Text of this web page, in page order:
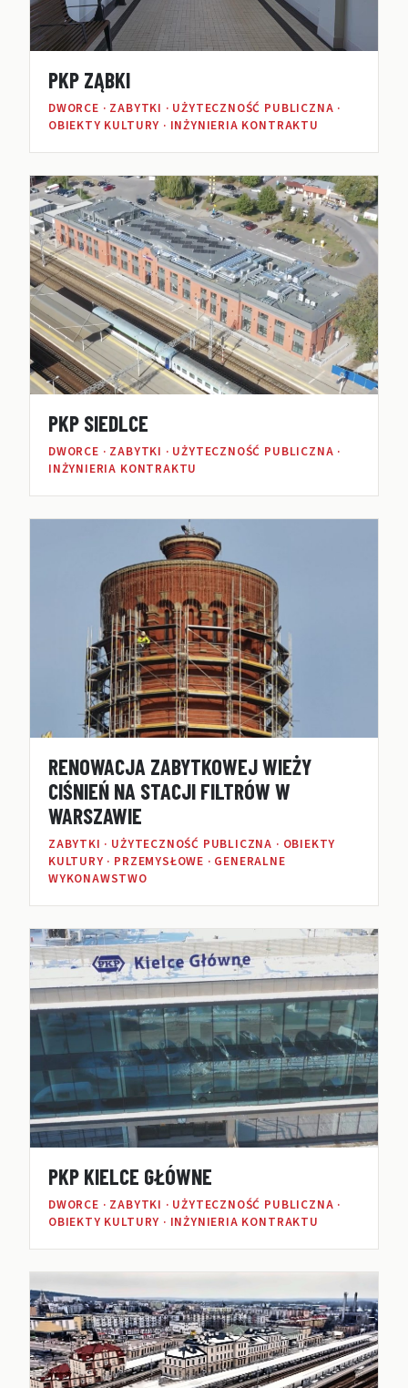
PKP ZĄBKI
DWORCE · ZABYTKI · UŻYTECZNOŚĆ PUBLICZNA ·
OBIEKTY KULTURY · INŻYNIERIA KONTRAKTU
PKP SIEDLCE
DWORCE · ZABYTKI · UŻYTECZNOŚĆ PUBLICZNA ·
INŻYNIERIA KONTRAKTU
RENOWACJA ZABYTKOWEJ WIEŻY
CIŚNIEŃ NA STACJI FILTRÓW W
WARSZAWIE
ZABYTKI · UŻYTECZNOŚĆ PUBLICZNA · OBIEKTY
KULTURY · PRZEMYSŁOWE · GENERALNE
WYKONAWSTWO
PKP KIELCE GŁÓWNE
DWORCE · ZABYTKI · UŻYTECZNOŚĆ PUBLICZNA ·
OBIEKTY KULTURY · INŻYNIERIA KONTRAKTU